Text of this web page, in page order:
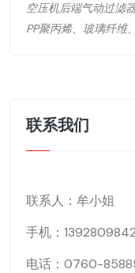
空压机后端气动过滤
PP聚丙烯、玻璃纤维
联系我们
联系人：牟小姐
手机：
电话：0760-